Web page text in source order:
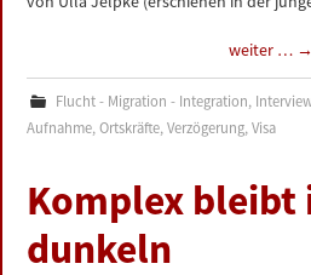
weiter … →
Flucht - Migration - Integration,
Aufnahme,Ortskräfte,Verzögerung,Visa
Komplex bleibt
dunkeln